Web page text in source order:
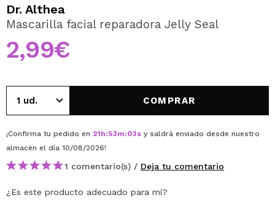
Al crear una cuenta en Maquillalia.com podrás realizar
tus compras rápidamente, revisar el estado de tus
pedidos y consultar tus operaciones anteriores.
CREAR CUENTA
Dr. Althea
Mascarilla facial reparadora Jelly Seal
2,99€
COMPRAR
¡Confirma tu pedido en 21h:53m:03s y saldrá enviado desde nuestro
almacén el día 10/08/2026!
1 comentario(s) / Deja tu comentario
¿Es este producto adecuado para mí?